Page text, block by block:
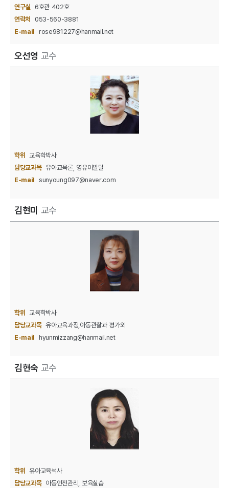
연구실 6호관 402호
연락처 053-560-3881
E-mail rose981227@hanmail.net
오선영 교수
학위 교육학박사
담당교과목 유아교육론, 영유아발달
E-mail sunyoung097@naver.com
김현미 교수
학위 교육학박사
담당교과목 유아교육과정,아동관찰과 평가외
E-mail hyunmizzang@hanmail.net
김현숙 교수
학위 유아교육석사
담당교과목 아동안전관리, 보육실습